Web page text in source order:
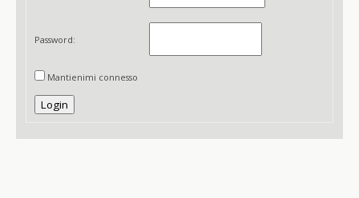
Password:
Mantienimi connesso
Login